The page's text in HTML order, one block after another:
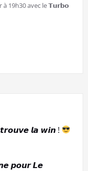
19h30 avec le 𝗧𝘂𝗿𝗯𝗼
𝙡𝙖 𝙬𝙞𝙣 !
𝙥𝙤𝙪𝙧 𝙇𝙚